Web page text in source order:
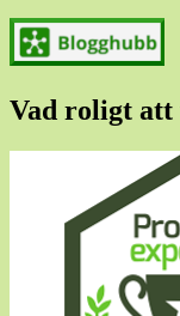
Vad roligt att